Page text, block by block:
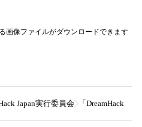
画像ファイルがダウンロードできます
Japan実行委員会 「DreamHack